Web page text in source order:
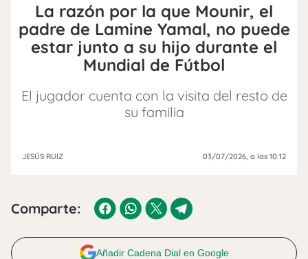
La razón por la que Mounir, el
padre de Lamine Yamal, no puede
estar junto a su hijo durante el
Mundial de Fútbol
El jugador cuenta con la visita del resto de
su familia
JESÚS RUIZ 03/07/2026, a las 10:12
Comparte:
Añadir Cadena Dial en Google